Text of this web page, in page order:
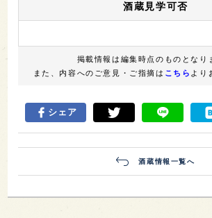
酒蔵見学可否
掲載情報は編集時点のものとなり
また、内容へのご意見・ご指摘は こちら より
シェア
酒蔵情報一覧へ